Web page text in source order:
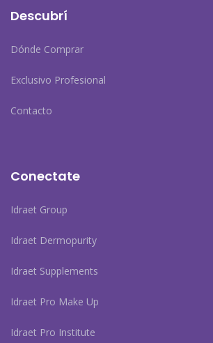
Descubrí
Dónde Comprar
Exclusivo Profesional
Contacto
Conectate
Idraet Group
Idraet Dermopurity
Idraet Supplements
Idraet Pro Make Up
Idraet Pro Institute